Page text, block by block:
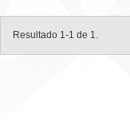
Resultado 1-1 de 1.